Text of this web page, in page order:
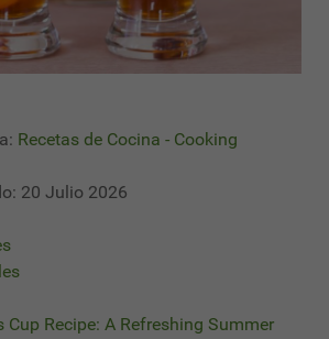
Recetas de Cocina - Cooking
20 Julio 2026
Cup Recipe: A Refreshing Summer